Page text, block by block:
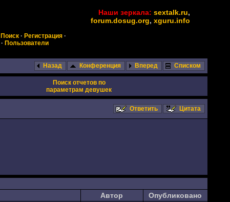
Наши зеркала: sextalk.ru,
forum.dosug.org, xguru.info
Поиск· Регистрация·
· Пользователи
Назад Конференция Вперед Списком
Поиск отчетов по
параметрам девушек
Ответить Цитата
Автор Опубликовано